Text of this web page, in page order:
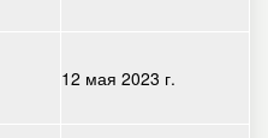
12 мая 2023 г.